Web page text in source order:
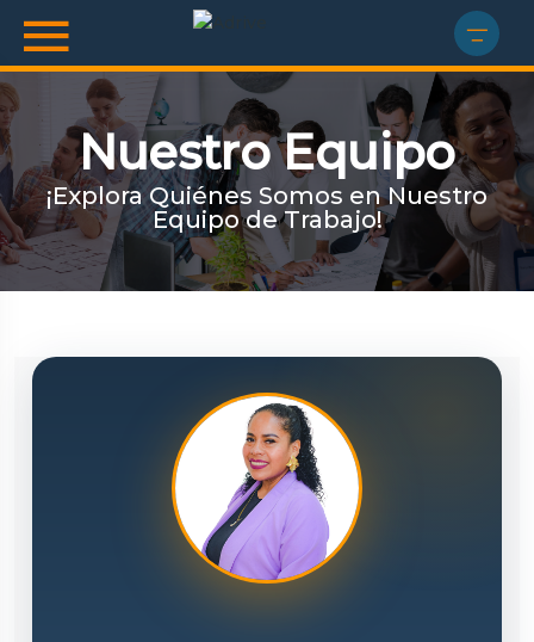
Nuestro Equipo
¡Explora Quiénes Somos en Nuestro
Equipo de Trabajo!